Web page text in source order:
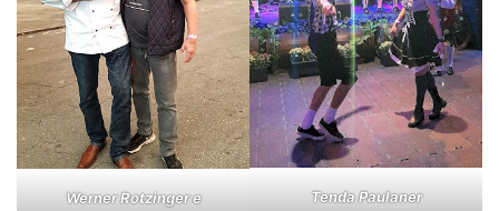
Werner Rotzinger e Tenda Paulaner